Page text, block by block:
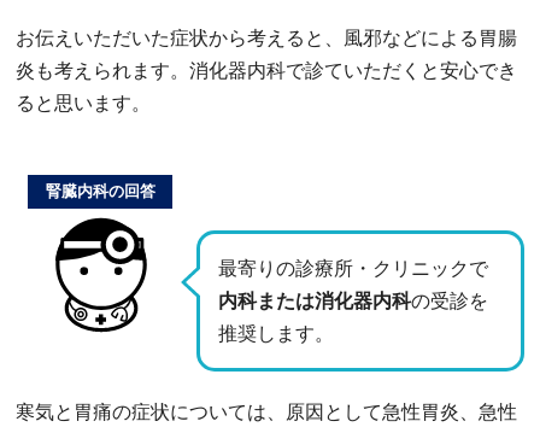
お伝えいただいた症状から考えると、風邪などによる胃腸
炎も考えられます。消化器内科で診ていただくと安心でき
ると思います。
最寄りの診療所・クリニックで
内科または消化器内科の受診を
推奨します。
腎臓内科の回答
寒気と胃痛の症状については、原因として急性胃炎、急性